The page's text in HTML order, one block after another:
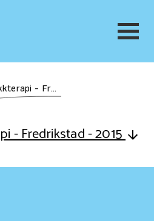
- Fredrikstad - 2015
- Fredrikstad - 2015